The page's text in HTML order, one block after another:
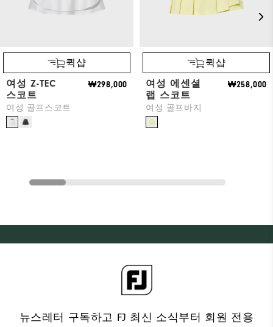
퀵샵
여성 Z-TEC
스코트
여성 골프스코트
₩298,000
퀵샵
여성 에센셜
랩 스코트
여성 골프바지
₩258,000
뉴스레터 구독하고 FJ 최신 소식부터 회원 전용